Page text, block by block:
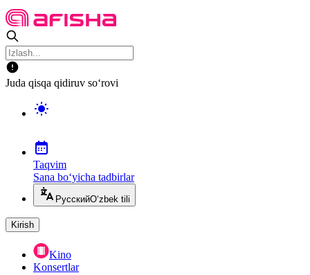
Juda qisqa qidiruv so‘rovi
Taqvim
Sana bo‘yicha tadbirlar
РусскийO‘zbek tili
Kirish
Kino
Konsertlar